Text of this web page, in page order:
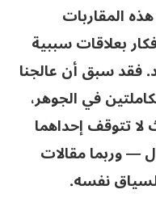
المقاربات
بعلاقات سببية
سبق أن عالجنا
في الجوهر،
تتوقف إحداهما
— وربما مقالات
نفسه.